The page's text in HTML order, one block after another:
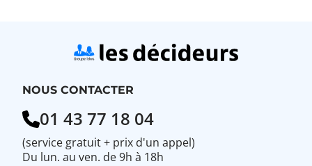
NOUS CONTACTER
01 43 77 18 04
(service gratuit + prix d'un appel)
Du lun. au ven. de 9h à 18h